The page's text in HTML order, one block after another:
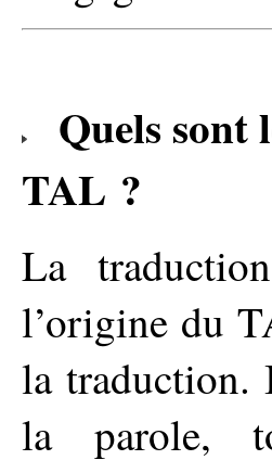
Quels sont
TAL ?
La
l’origine du
la traduction.
la parole,